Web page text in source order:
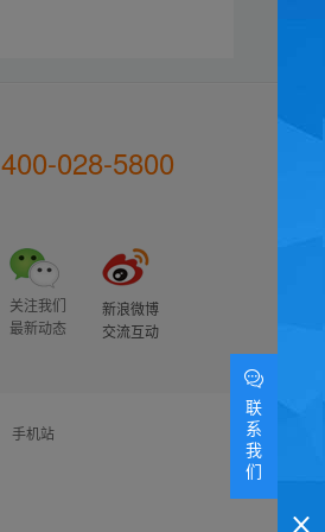
400-028-5800
关注我们
最新动态
新浪微博
交流互动
手机站
联
系
我
们